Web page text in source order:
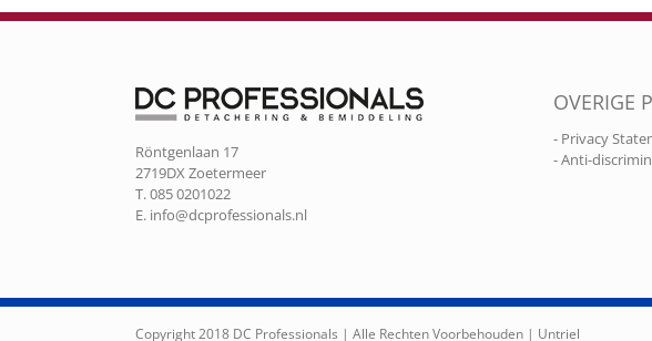
Röntgenlaan 17
2719DX Zoetermeer
T. 085 0201022
E. info@dcprofessionals.nl
OVERIGE
- Privacy
- Anti-
Copyright 2018 DC Professionals | Alle Rechten Voorbehouden | Untriel